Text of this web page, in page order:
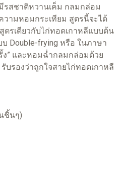
รสชาติหวานเค็ม กลมกล่อม
วามหอมกระเทียม สูตรนี้จะได้
รเดียวกับไก่ทอดเกาหลีแบบต้น
Double-frying หรือ ในภาษา
ง” และหอมฉ่ำกลมกล่อมด้วย
บรองว่าถูกใจสายไก่ทอดเกาหลี
ชิ้นๆ)